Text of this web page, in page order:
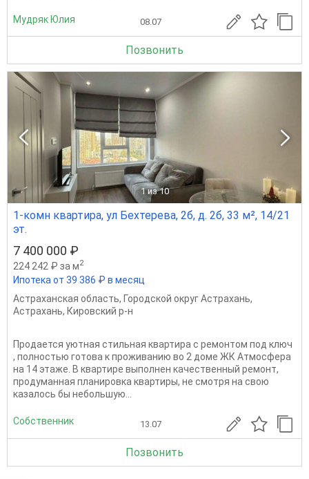
Мудряк Юлия 08.07
Позвонить
1 из 10
1-комн квартира, ул Бехтерева, 2б, д. 2б, 33 м², 14/21
эт.
7 400 000 ₽
224 242 ₽ за м2
Ипотека от 39 386 ₽ в месяц
Астраханская область, Городской округ Астрахань,
Астрахань, Кировский р-н
Продается уютная стильная квартира с ремонтом под ключ
, полностью готова к проживанию во 2 доме ЖК Атмосфера
на 14 этаже. В квартире выполнен качественный ремонт,
продуманная планировка квартиры, не смотря на свою
казалось бы небольшую...
Собственник 13.07
Позвонить